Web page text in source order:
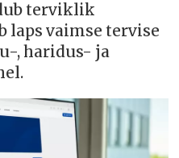
terviklik
laps vaimse tervise
, haridus- ja